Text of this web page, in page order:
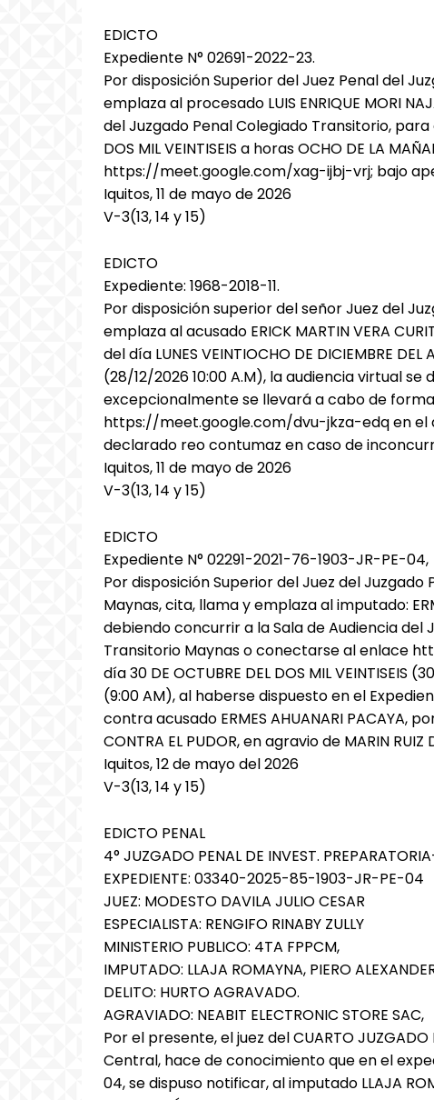
EDICTO
Expediente N° 02691-2022-23.
Por disposición Superior del Juez Penal del
emplaza al procesado LUIS ENRIQUE MORI
del Juzgado Penal Colegiado Transitorio, para
DOS MIL VEINTISEIS a horas OCHO DE LA
https://meet.google.com/xag-ijbj-vrj; bajo
Iquitos, 11 de mayo de 2026
V-3(13, 14 y 15)
EDICTO
Expediente: 1968-2018-11.
Por disposición superior del señor Juez del
emplaza al acusado ERICK MARTIN VERA
del día LUNES VEINTIOCHO DE DICIEMBRE DEL
(28/12/2026 10:00 A.M), la audiencia virtual
excepcionalmente se llevará a cabo de
https://meet.google.com/dvu-jkza-edq en el
declarado reo contumaz en caso de
Iquitos, 11 de mayo de 2026
V-3(13, 14 y 15)
EDICTO
Expediente N° 02291-2021-76-1903-JR-PE-04,
Por disposición Superior del Juez del
Maynas, cita, llama y emplaza al imputado:
debiendo concurrir a la Sala de Audiencia del
Transitorio Maynas o conectarse al enlace
día 30 DE OCTUBRE DEL DOS MIL VEINTISEIS
(9:00 AM), al haberse dispuesto en el
contra acusado ERMES AHUANARI PACAYA,
CONTRA EL PUDOR, en agravio de MARIN RUIZ
Iquitos, 12 de mayo del 2026
V-3(13, 14 y 15)
EDICTO PENAL
4° JUZGADO PENAL DE INVEST.
EXPEDIENTE: 03340-2025-85-1903-JR-PE-04
JUEZ: MODESTO DAVILA JULIO CESAR
ESPECIALISTA: RENGIFO RINABY ZULLY
MINISTERIO PUBLICO: 4TA FPPCM,
IMPUTADO: LLAJA ROMAYNA, PIERO
DELITO: HURTO AGRAVADO.
AGRAVIADO: NEABIT ELECTRONIC STORE SAC,
Por el presente, el juez del CUARTO JUZGADO
Central, hace de conocimiento que en el
04, se dispuso notificar, al imputado LLAJA